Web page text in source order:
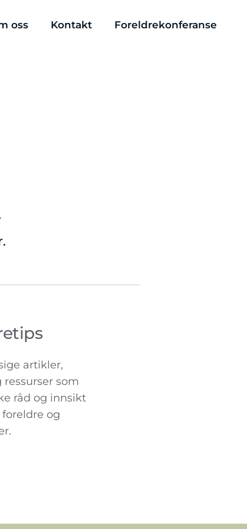
oss Kontakt Foreldrekonferanse
artikler,
som
råd og innsikt
og